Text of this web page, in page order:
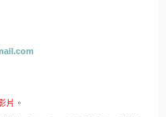
片 。